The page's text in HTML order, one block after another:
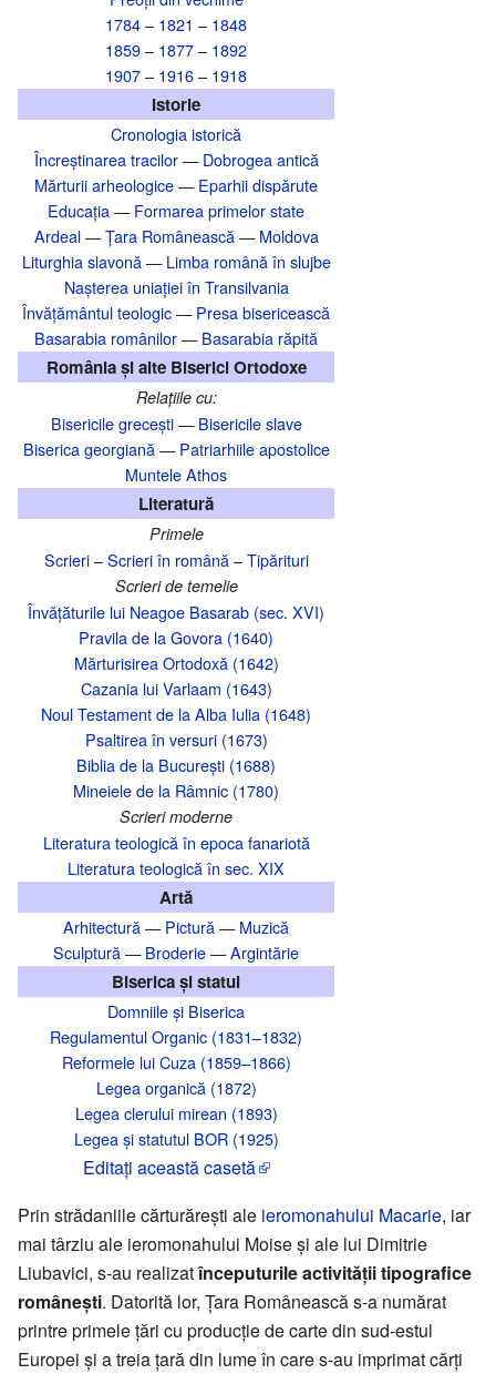
1784– 1821 – 1848
1859– 1877– 1892
1907– 1916– 1918
Istorie
Cronologia istorică
Încreștinarea tracilor—Dobrogea antică
Mărturii arheologice—Eparhii dispărute
Educația—Formarea primelor state
Ardeal—Țara Românească—Moldova
Liturghia slavonă—Limba română în slujbe
Nașterea uniației în Transilvania‎
Învățământul teologic—Presa bisericească
Basarabia românilor—Basarabia răpită
România și alte Biserici Ortodoxe
Relațiile cu:
Bisericile grecești—Bisericile slave
Biserica georgiană—Patriarhiile apostolice
Muntele Athos
Literatură
Primele
Scrieri–Scrieri în română–Tipărituri
Scrieri de temelie
Învățăturile lui Neagoe Basarab (sec. XVI)
Pravila de la Govora (1640)
Mărturisirea Ortodoxă (1642)
Cazania lui Varlaam (1643)
Noul Testament de la Alba Iulia (1648)
Psaltirea în versuri (1673)
Biblia de la București (1688)
Mineiele de la Râmnic (1780)
Scrieri moderne
Literatura teologică în epoca fanariotă
Literatura teologică în sec. XIX
Artă
Arhitectură—Pictură—Muzică
Sculptură—Broderie—Argintărie
Biserica și statul
Domniile și Biserica
Regulamentul Organic (1831–1832)
Reformele lui Cuza (1859–1866)
Legea organică (1872)
Legea clerului mirean (1893)
Legea și statutul BOR (1925)
Editaţi această casetă
Prin strădaniile cărturărești ale ieromonahului Macarie, iar
mai târziu ale ieromonahului Moise și ale lui Dimitrie
Liubavici, s-au realizatînceputurile activității tipografice
românești. Datorită lor, Țara Românească s-a numărat
printre primele țări cu producție de carte din sud-estul
Europei și a treia țară din lume în care s-au imprimat cărți